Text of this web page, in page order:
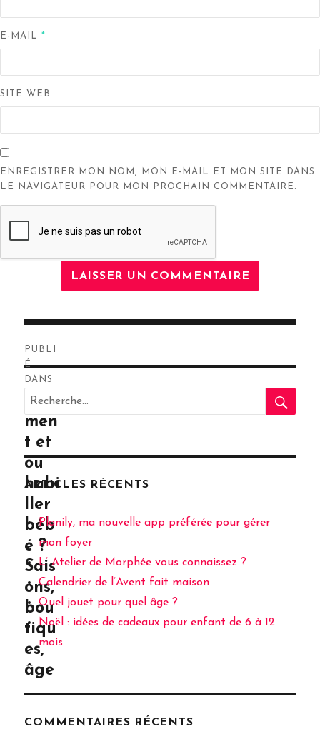
E-MAIL *
SITE WEB
ENREGISTRER MON NOM, MON E-MAIL ET MON SITE DANS
LE NAVIGATEUR POUR MON PROCHAIN COMMENTAIRE.
de
l’article
PUBLI
É
DANS
Com
men
t et
où
habi
ller
béb
é ?
Sais
ons,
bou
tiqu
es,
âge
…
Recherche
pour
:
ARTICLES RÉCENTS
Planily, ma nouvelle app préférée pour gérer
mon foyer
L’ Atelier de Morphée vous connaissez ?
Calendrier de l’Avent fait maison
Quel jouet pour quel âge ?
Noël : idées de cadeaux pour enfant de 6 à 12
mois
COMMENTAIRES RÉCENTS